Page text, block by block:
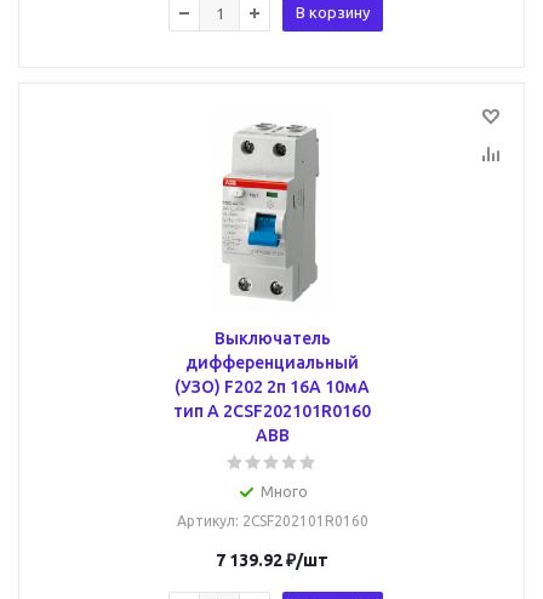
В корзину
Выключатель
дифференциальный
(УЗО) F202 2п 16А 10мА
тип A 2CSF202101R0160
ABB
Много
Артикул: 2CSF202101R0160
7 139.92₽/шт